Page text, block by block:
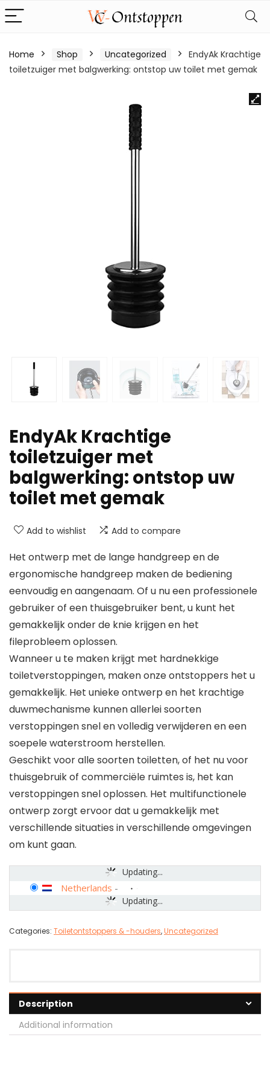
Home Shop Uncategorized
EndyAk Krachtige
toiletzuiger met balgwerking: ontstop uw toilet met gemak
EndyAk Krachtige
toiletzuiger met
balgwerking: ontstop uw
toilet met gemak
Add to wishlist Add to compare
Het ontwerp met de lange handgreep en de
ergonomische handgreep maken de bediening
eenvoudig en aangenaam. Of u nu een professionele
gebruiker of een thuisgebruiker bent, u kunt het
gemakkelijk onder de knie krijgen en het
fileprobleem oplossen.
Wanneer u te maken krijgt met hardnekkige
toiletverstoppingen, maken onze ontstoppers het u
gemakkelijk. Het unieke ontwerp en het krachtige
duwmechanisme kunnen allerlei soorten
verstoppingen snel en volledig verwijderen en een
soepele waterstroom herstellen.
Geschikt voor alle soorten toiletten, of het nu voor
thuisgebruik of commerciële ruimtes is, het kan
verstoppingen snel oplossen. Het multifunctionele
ontwerp zorgt ervoor dat u gemakkelijk met
verschillende situaties in verschillende omgevingen
om kunt gaan.
Updating...
Updating...
Netherlands -
Categories: Toiletontstoppers & -houders,Uncategorized
Description
Additional information